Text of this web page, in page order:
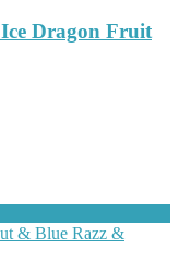
Dragon Fruit